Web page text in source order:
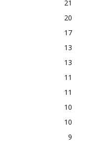
21
20
17
13
13
11
11
10
10
9